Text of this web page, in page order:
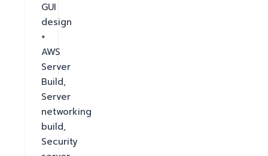
GUI
design
+
AWS
Server
Build,
Server
networking
build,
Security